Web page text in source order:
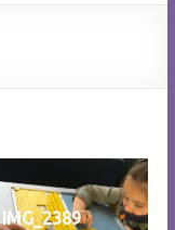
IMG_2389